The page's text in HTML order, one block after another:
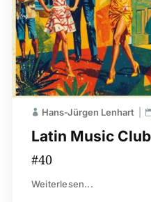
Latin Music Club
Hans-Jürgen Lenhart
#40
Weiterlesen...